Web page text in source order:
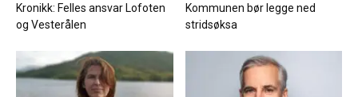
Kronikk: Felles ansvar Lofoten
og Vesterålen
Kommunen bør legge ned
stridsøksa